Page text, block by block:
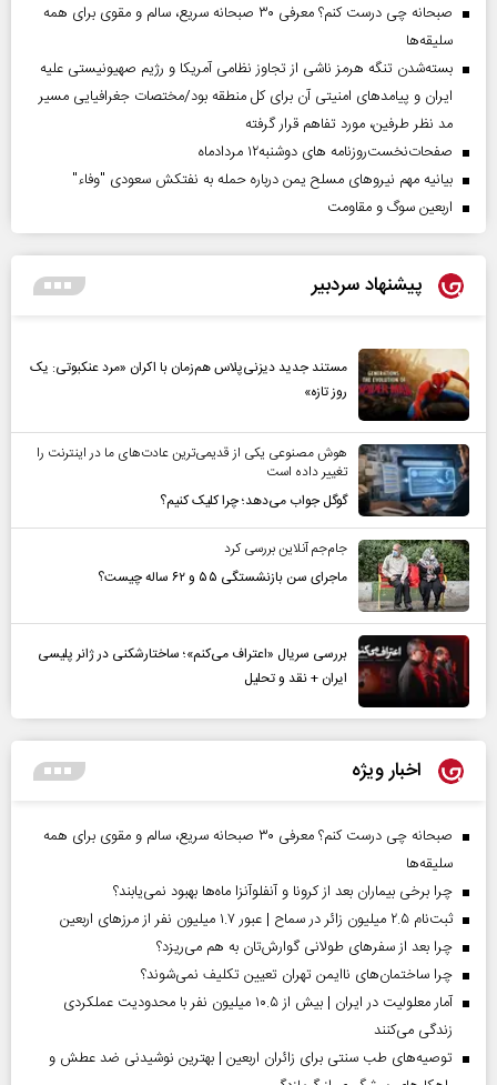
صبحانه چی درست کنم؟ معرفی ۳۰ صبحانه سریع، سالم و مقوی برای همه
سلیقه‌ها
بسته‌شدن تنگه هرمز ناشی از تجاوز نظامی آمریکا و رژیم صهیونیستی علیه
ایران و پیامد‌های امنیتی آن برای کل منطقه بود/مختصات جغرافیایی مسیر
مد نظر طرفین، مورد تفاهم قرار گرفته
صفحات‌نخست‌روزنامه ها‌ی دوشنبه‌۱۲ مردادماه
بیانیه مهم نیروهای مسلح یمن درباره حمله به نفتکش سعودی "وفاء"
اربعین سوگ و مقاومت
پیشنهاد سردبیر
مستند جدید دیزنی‌پلاس هم‌زمان با اکران «مرد عنکبوتی: یک
روز تازه»
هوش مصنوعی یکی از قدیمی‌ترین عادت‌های ما در اینترنت را
تغییر داده است
گوگل جواب می‌دهد؛ چرا کلیک کنیم؟
جام‌جم آنلاین بررسی کرد
ماجرای سن بازنشستگی ۵۵ و ۶۲ ساله چیست؟
بررسی سریال «اعتراف می‌کنم»؛ ساختارشکنی در ژانر پلیسی
ایران + نقد و تحلیل
اخبار ویژه
صبحانه چی درست کنم؟ معرفی ۳۰ صبحانه سریع، سالم و مقوی برای همه
سلیقه‌ها
چرا برخی بیماران بعد از کرونا و آنفلوآنزا ماه‌ها بهبود نمی‌یابند؟
ثبت‌نام ۲.۵ میلیون زائر در سماح | عبور ۱.۷ میلیون نفر از مرز‌های اربعین
چرا بعد از سفرهای طولانی گوارش‌تان به هم می‌ریزد؟
چرا ساختمان‌های ناایمن تهران تعیین تکلیف نمی‌شوند؟
آمار معلولیت در ایران | بیش از ۱۰.۵ میلیون نفر با محدودیت عملکردی
زندگی می‌کنند
توصیه‌های طب سنتی برای زائران اربعین | بهترین نوشیدنی ضد عطش و